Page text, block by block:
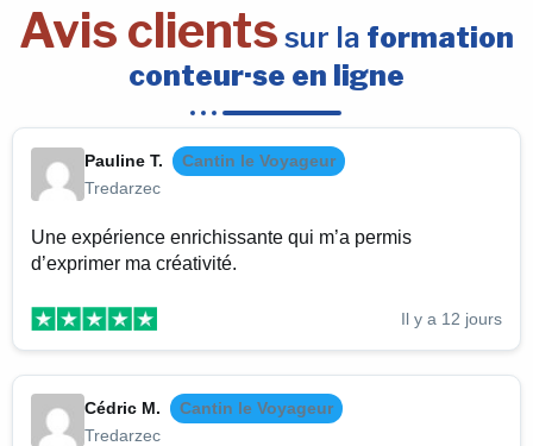
Avis clients sur la formation
conteur·se en ligne
Pauline T.
Cantin le Voyageur
Tredarzec
Une expérience enrichissante qui m’a permis
d’exprimer ma créativité.
Il y a 12 jours
Cédric M.
Cantin le Voyageur
Tredarzec